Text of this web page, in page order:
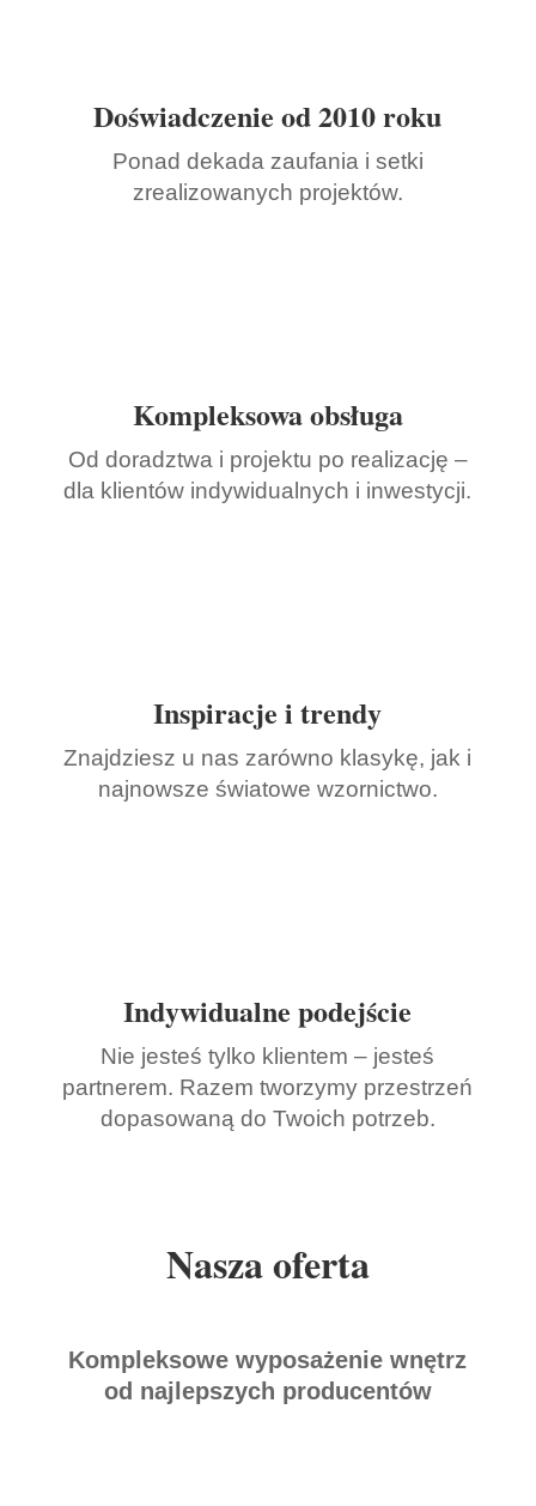
Doświadczenie od 2010 roku
Ponad dekada zaufania i setki
zrealizowanych projektów.
Kompleksowa obsługa
Od doradztwa i projektu po realizację –
dla klientów indywidualnych i inwestycji.
Inspiracje i trendy
Znajdziesz u nas zarówno klasykę, jak i
najnowsze światowe wzornictwo.
Indywidualne podejście
Nie jesteś tylko klientem – jesteś
partnerem. Razem tworzymy przestrzeń
dopasowaną do Twoich potrzeb.
Nasza oferta
Kompleksowe wyposażenie wnętrz
od najlepszych producentów